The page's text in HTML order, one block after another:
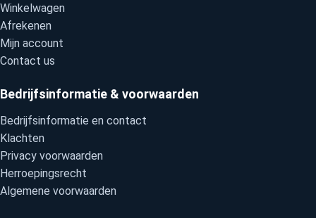
Winkelwagen
Afrekenen
Mijn account
Contact us
Bedrijfsinformatie & voorwaarden
Bedrijfsinformatie en contact
Klachten
Privacy voorwaarden
Herroepingsrecht
Algemene voorwaarden